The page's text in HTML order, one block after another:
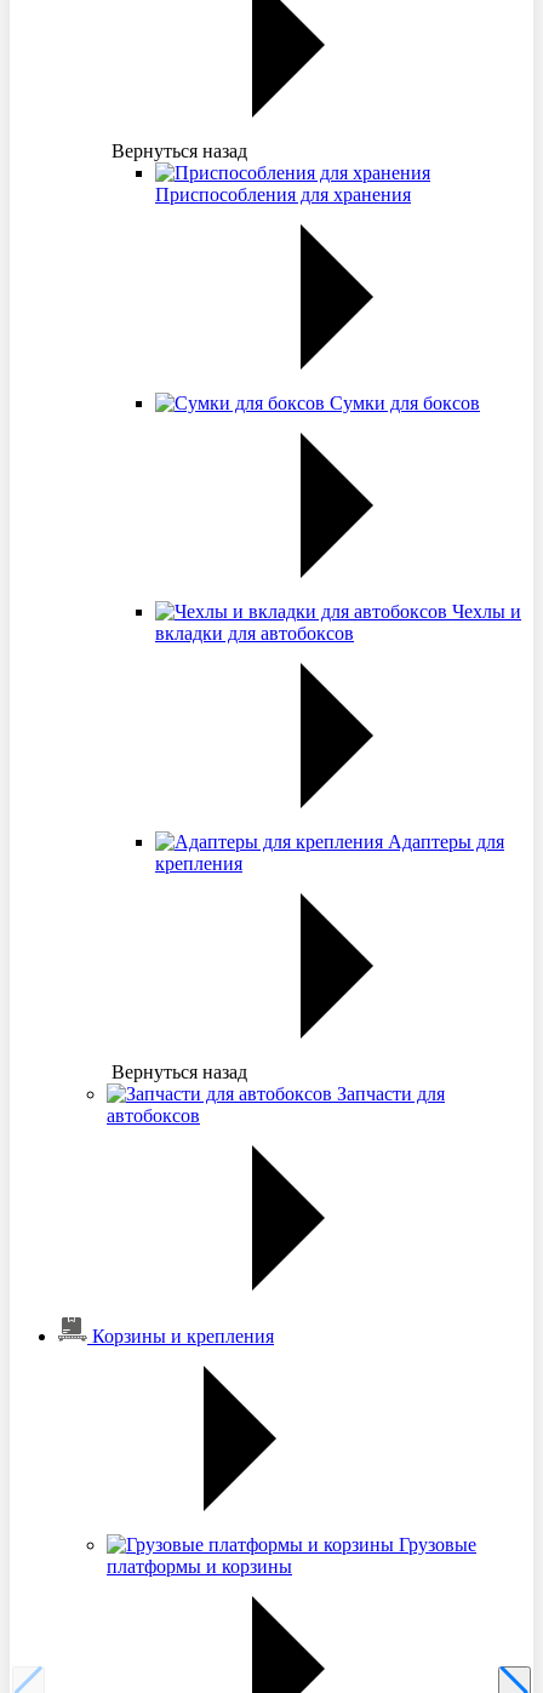
Вернуться назад
Приспособления для хранения
Сумки для боксов
Чехлы и
вкладки для автобоксов
Адаптеры для
крепления
Вернуться назад
Запчасти для
автобоксов
Корзины и крепления
Грузовые
платформы и корзины